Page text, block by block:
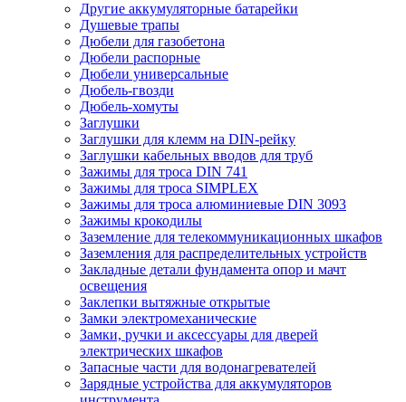
Другие аккумуляторные батарейки
Душевые трапы
Дюбели для газобетона
Дюбели распорные
Дюбели универсальные
Дюбель-гвозди
Дюбель-хомуты
Заглушки
Заглушки для клемм на DIN-рейку
Заглушки кабельных вводов для труб
Зажимы для троса DIN 741
Зажимы для троса SIMPLEX
Зажимы для троса алюминиевые DIN 3093
Зажимы крокодилы
Заземление для телекоммуникационных шкафов
Заземления для распределительных устройств
Закладные детали фундамента опор и мачт
освещения
Заклепки вытяжные открытые
Замки электромеханические
Замки, ручки и аксессуары для дверей
электрических шкафов
Запасные части для водонагревателей
Зарядные устройства для аккумуляторов